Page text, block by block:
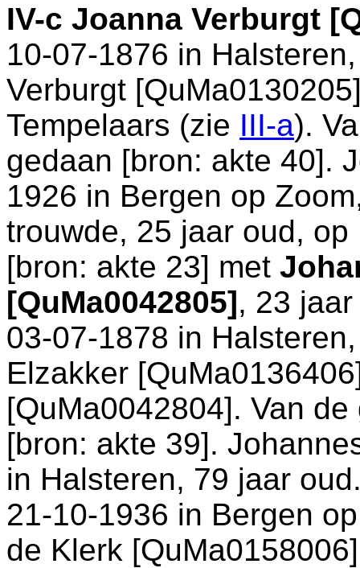
IV-c Joanna Verburgt
10-07-1876 in Halsteren
Verburgt
Tempelaars (zie III-a).
gedaan [bron: akte 40].
1926 in Bergen op Zoom
trouwde, 25 jaar oud,
[bron: akte 23] met
[QuMa0042805], 23
03-07-1878 in Halsteren
Elzakker
[QuMa0042804]. Van
[bron: akte 39].
in Halsteren, 79 jaar
21-10-1936 in Bergen
de Klerk